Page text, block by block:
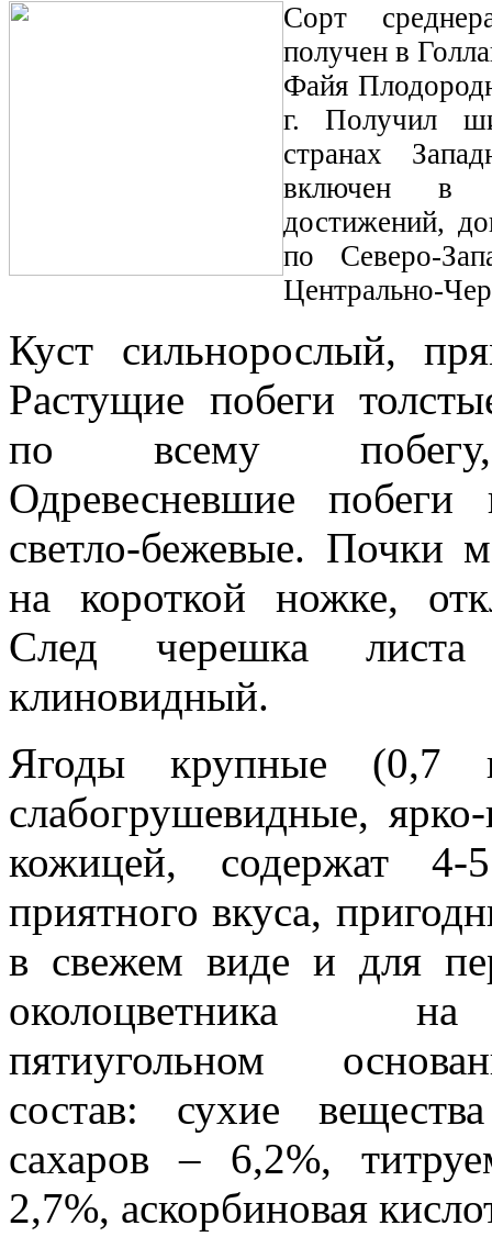
Сорт
получен в
Файя
г. Получил
странах
включен в
достижений,
по Северо-
Центрально-
Куст сильнорослый,
Растущие побеги
по всему побегу,
Одревесневшие
светло-бежевые. Почки
на короткой ножке,
След черешка листа
клиновидный.
Ягоды крупные (0,7
слабогрушевидные,
кожицей, содержат
приятного вкуса,
в свежем виде и для
околоцветника
пятиугольном
состав: сухие
сахаров – 6,2%,
2,7%, аскорбиновая